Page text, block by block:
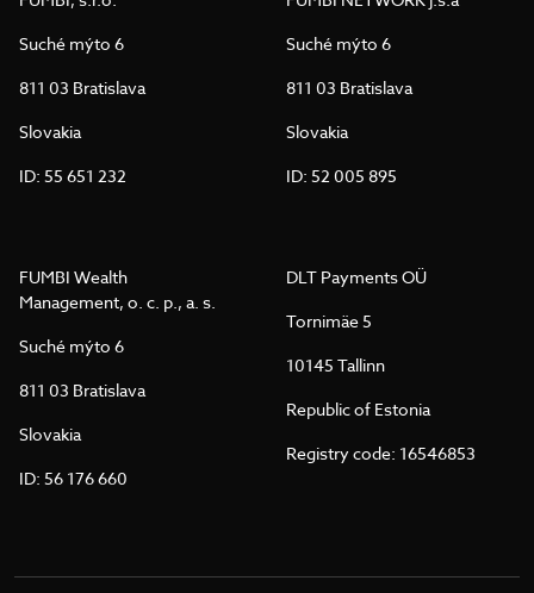
Suché mýto 6
811 03 Bratislava
Slovakia
ID: 55 651 232
Suché mýto 6
811 03 Bratislava
Slovakia
ID: 52 005 895
FUMBI Wealth
Management, o. c. p., a. s.
Suché mýto 6
811 03 Bratislava
Slovakia
ID: 56 176 660
DLT Payments OÜ
Tornimäe 5
10145 Tallinn
Republic of Estonia
Registry code: 16546853